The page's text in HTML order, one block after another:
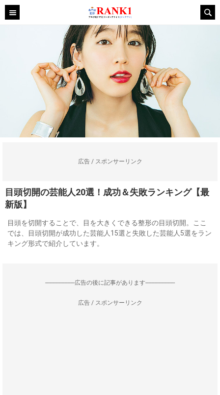
広告 / スポンサーリンク
目頭切開の芸能人20選！成功＆失敗ランキング【最
新版】
目頭を切開することで、目を大きくできる整形の目頭切開。ここ
では、目頭切開が成功した芸能人15選と失敗した芸能人5選をラン
キング形式で紹介しています。
--------------------広告の後に記事があります--------------------
広告 / スポンサーリンク